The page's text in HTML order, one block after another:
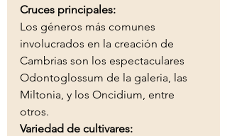
Cruces principales:
Los géneros más comunes
involucrados en la creación de
Cambrias son los espectaculares
Odontoglossum de la galeria, las
Miltonia, y los Oncidium, entre
otros.
Variedad de cultivares: